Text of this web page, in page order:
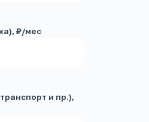
₽/мес
и пр.),